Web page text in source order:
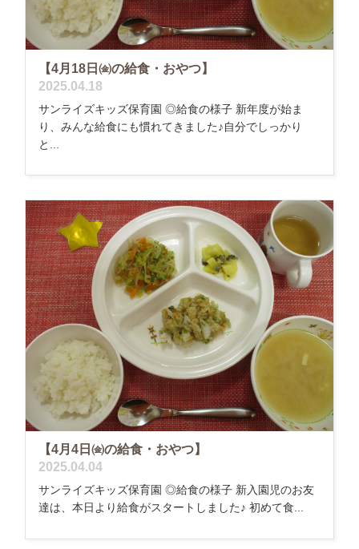
【4月18日㈮の給食・おやつ】
2025.04.18
サンライズキッズ保育園 ◎給食の様子 新年度が始ま
り、みんな給食にも慣れてきました♪自分でしっかり
と...
【4月4日㈮の給食・おやつ】
2025.04.04
サンライズキッズ保育園 ◎給食の様子 新入園児のお友
達は、本日より給食がスタートしました♪ 初めて食...